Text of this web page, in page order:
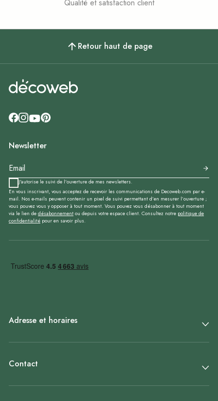
Qualité et satisfaction client
Retour haut de page
Newsletter
J'autorise le suivi de l'ouverture de mes newsletters.
En vous inscrivant, vous acceptez de recevoir les communications de Decoweb.com par e-
mail. Nos e-mails peuvent contenir un pixel de suivi permettant d’en mesurer l’ouverture ;
vous pouvez vous y opposer à tout moment. Vous pouvez vous désabonner à tout moment
via le lien de désabonnement ou depuis votre espace client. Consultez notre politique de
confidentialité pour en savoir plus.
Adresse et horaires
Contact